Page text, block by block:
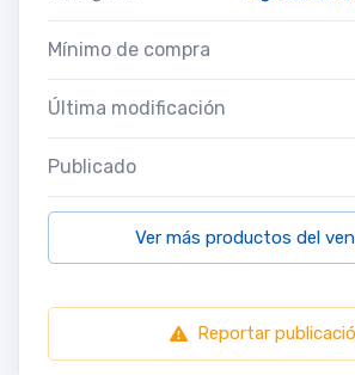
Mínimo de compra
Última modificación
Publicado
Ver más productos del
Reportar